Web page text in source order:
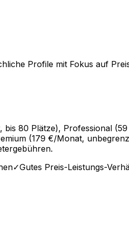
Profile mit Fokus auf
80 Plätze), Professional
(179 €/Monat,
✓Gutes Preis-Leistungs-